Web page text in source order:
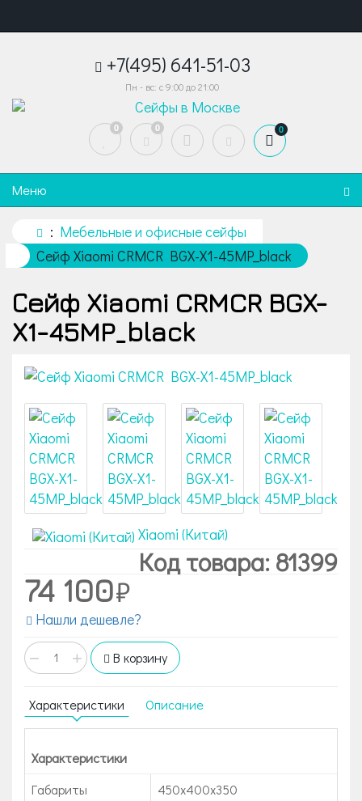
+7(495) 641-51-03
Пн - вс: с 9:00 до 21:00
0 0 0
Меню
Мебельные и офисные сейфы
Сейф Xiaomi CRMCR BGX-X1-45MP_black
Сейф Xiaomi CRMCR BGX-
X1-45MP_black
Xiaomi (Китай)
Код товара: 81399
74 100
Нашли дешевле?
− + В корзину
Характеристики Описание
Характеристики
Габариты
450x400x350